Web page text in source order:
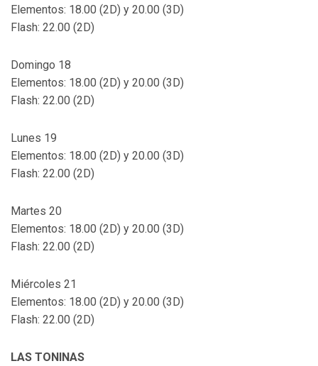
Elementos: 18.00 (2D) y 20.00 (3D)
Flash: 22.00 (2D)
Domingo 18
Elementos: 18.00 (2D) y 20.00 (3D)
Flash: 22.00 (2D)
Lunes 19
Elementos: 18.00 (2D) y 20.00 (3D)
Flash: 22.00 (2D)
Martes 20
Elementos: 18.00 (2D) y 20.00 (3D)
Flash: 22.00 (2D)
Miércoles 21
Elementos: 18.00 (2D) y 20.00 (3D)
Flash: 22.00 (2D)
LAS TONINAS